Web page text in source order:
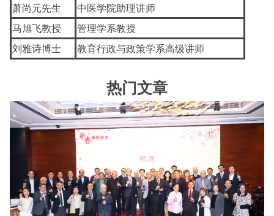
萧尚元先生
中医学院助理讲师
马旭飞教授
管理学系教授
刘雅诗博士
教育行政与政策学系高级讲师
热门文章